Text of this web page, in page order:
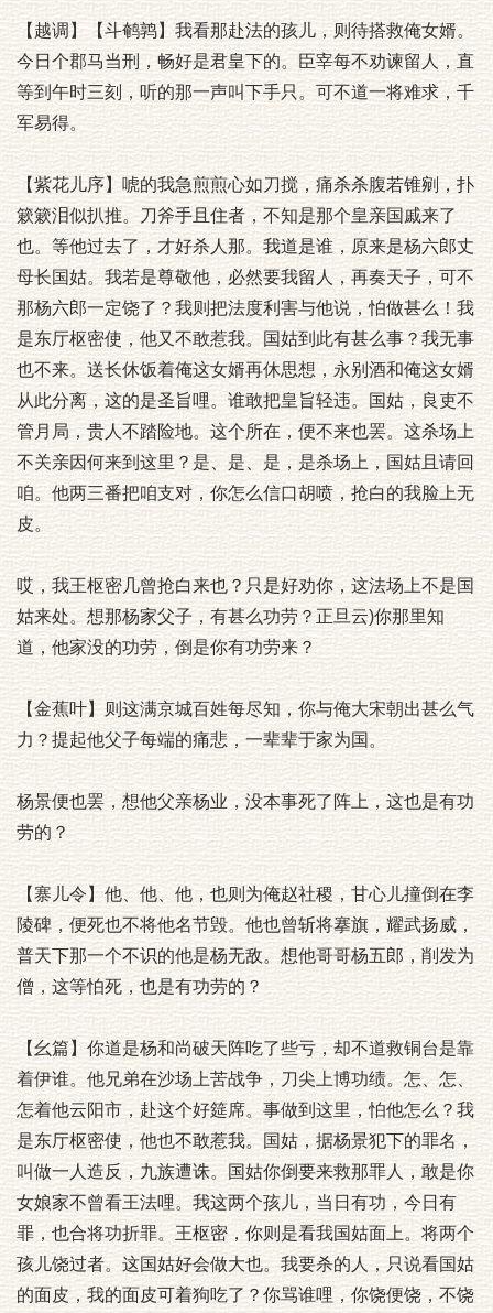
【越调】【斗鹌鹑】我看那赴法的孩儿，则待搭救俺女婿。
今日个郡马当刑，畅好是君皇下的。臣宰每不劝谏留人，直
等到午时三刻，听的那一声叫下手只。可不道一将难求，千
军易得。
【紫花儿序】唬的我急煎煎心如刀搅，痛杀杀腹若锥剜，扑
簌簌泪似扒推。刀斧手且住者，不知是那个皇亲国戚来了
也。等他过去了，才好杀人那。我道是谁，原来是杨六郎丈
母长国姑。我若是尊敬他，必然要我留人，再奏天子，可不
那杨六郎一定饶了？我则把法度利害与他说，怕做甚么！我
是东厅枢密使，他又不敢惹我。国姑到此有甚么事？我无事
也不来。送长休饭着俺这女婿再休思想，永别酒和俺这女婿
从此分离，这的是圣旨哩。谁敢把皇旨轻违。国姑，良吏不
管月局，贵人不踏险地。这个所在，便不来也罢。这杀场上
不关亲因何来到这里？是、是、是，是杀场上，国姑且请回
咱。他两三番把咱支对，你怎么信口胡喷，抢白的我脸上无
皮。
哎，我王枢密几曾抢白来也？只是好劝你，这法场上不是国
姑来处。想那杨家父子，有甚么功劳？正旦云)你那里知
道，他家没的功劳，倒是你有功劳来？
【金蕉叶】则这满京城百姓每尽知，你与俺大宋朝出甚么气
力？提起他父子每端的痛悲，一辈辈于家为国。
杨景便也罢，想他父亲杨业，没本事死了阵上，这也是有功
劳的？
【寨儿令】他、他、他，也则为俺赵社稷，甘心儿撞倒在李
陵碑，便死也不将他名节毁。他也曾斩将搴旗，耀武扬威，
普天下那一个不识的他是杨无敌。想他哥哥杨五郎，削发为
僧，这等怕死，也是有功劳的？
【幺篇】你道是杨和尚破天阵吃了些亏，却不道救铜台是靠
着伊谁。他兄弟在沙场上苦战争，刀尖上博功绩。怎、怎、
怎着他云阳市，赴这个好筵席。事做到这里，怕他怎么？我
是东厅枢密使，他也不敢惹我。国姑，据杨景犯下的罪名，
叫做一人造反，九族遭诛。国姑你倒要来救那罪人，敢是你
女娘家不曾看王法哩。我这两个孩儿，当日有功，今日有
罪，也合将功折罪。王枢密，你则是看我国姑面上。将两个
孩儿饶过者。这国姑好会做大也。我要杀的人，只说看国姑
的面皮，我的面皮可着狗吃了？你骂谁哩，你饶便饶，不饶